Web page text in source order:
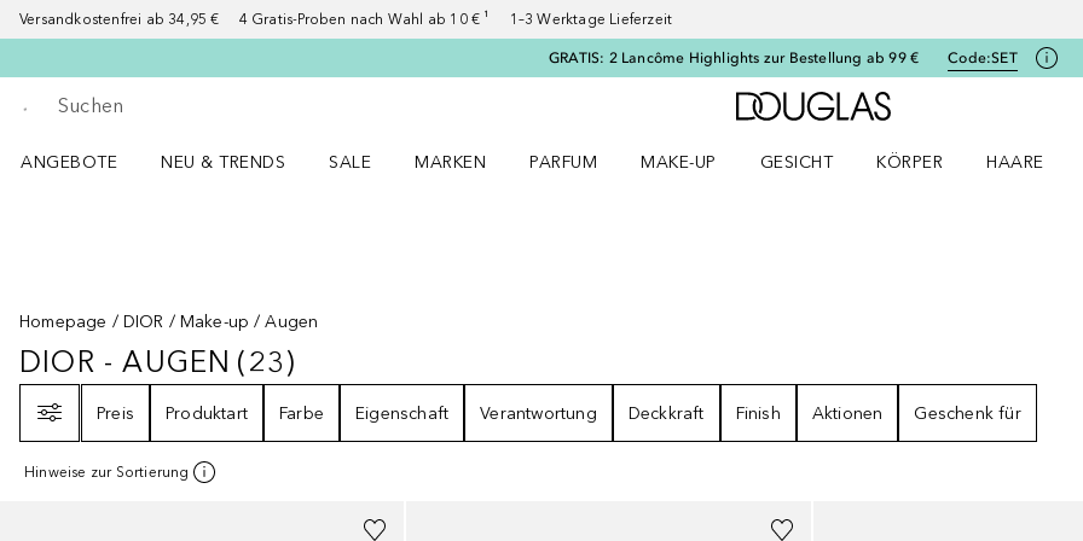
Versandkostenfrei ab 34,95 € 4 Gratis-Proben nach Wahl ab 10 € ¹ 1–3 Werktage Lieferzeit
GRATIS: 2 Lancôme Highlights zur Bestellung ab 99 € Code:SET
Gehe zurück
Suche ausführen
Zur Douglas Startseite
ANGEBOTE
NEU & TRENDS
SALE
MARKEN
PARFUM
MAKE-UP
GESICHT
KÖRPER
HAARE
Homepage DIOR Make-up Augen
DIOR - AUGEN23ERGEBNISSE
DIOR - AUGEN (23)
Preis
Produktart Farbe Eigenschaft Verantwortung Deckkraft Finish Aktionen Geschenk für
Hinweise zur Sortierung